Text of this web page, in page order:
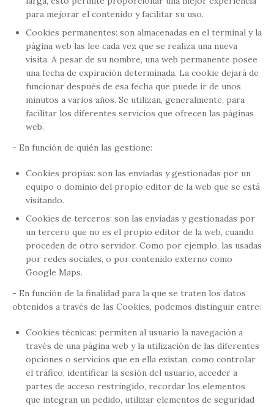
para mejorar el contenido y facilitar su uso.
Cookies permanentes: son almacenadas en el terminal y la
página web las lee cada vez que se realiza una nueva
visita. A pesar de su nombre, una web permanente posee
una fecha de expiración determinada. La cookie dejará de
funcionar después de esa fecha que puede ir de unos
minutos a varios años. Se utilizan, generalmente, para
facilitar los diferentes servicios que ofrecen las páginas
web.
- En función de quién las gestione:
Cookies propias: son las enviadas y gestionadas por un
equipo o dominio del propio editor de la web que se está
visitando.
Cookies de terceros: son las enviadas y gestionadas por
un tercero que no es el propio editor de la web, cuando
proceden de otro servidor. Como por ejemplo, las usadas
por redes sociales, o por contenido externo como
Google Maps.
- En función de la finalidad para la que se traten los datos
obtenidos a través de las Cookies, podemos distinguir entre:
Cookies técnicas: permiten al usuario la navegación a
través de una página web y la utilización de las diferentes
opciones o servicios que en ella existan, como controlar
el tráfico, identificar la sesión del usuario, acceder a
partes de acceso restringido, recordar los elementos
que integran un pedido, utilizar elementos de seguridad